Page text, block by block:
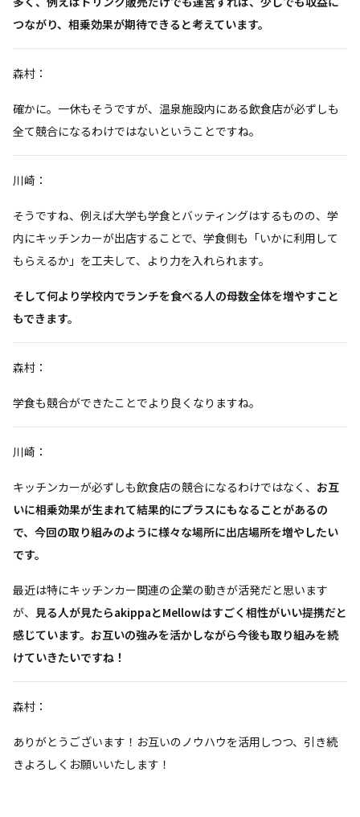
つながり、相乗効果が期待できると考えています。
森村：
確かに。一休もそうですが、温泉施設内にある飲食店が必ずしも
全て競合になるわけではないということですね。
川崎：
そうですね、例えば大学も学食とバッティングはするものの、学
内にキッチンカーが出店することで、学食側も「いかに利用して
もらえるか」を工夫して、より力を入れられます。
そして何より学校内でランチを食べる人の母数全体を増やすこと
もできます。
森村：
学食も競合ができたことでより良くなりますね。
川崎：
キッチンカーが必ずしも飲食店の競合になるわけではなく、 お互
いに相乗効果が生まれて結果的にプラスにもなることがあるの
で、今回の取り組みのように様々な場所に出店場所を増やしたい
です。
最近は特にキッチンカー関連の企業の動きが活発だと思います
が、 見る人が見たらakippaとMellowはすごく相性がいい提携だと
感じています。お互いの強みを活かしながら今後も取り組みを続
けていきたいですね！
森村：
ありがとうございます！お互いのノウハウを活用しつつ、引き続
きよろしくお願いいたします！